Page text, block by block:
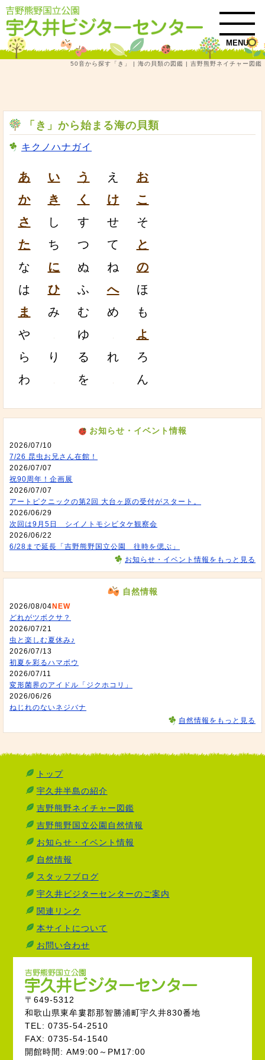
MENU
50音から探す「き」 | 海の貝類の図鑑 | 吉野熊野ネイチャー図鑑
「き」から始まる海の貝類
キクノハナガイ
あ い う え
お
か
き く け
こ
さ
し す せ
そ
た
ち つ て
と
な
に ぬ ね
の
は
ひ ふ へ
ほ
ま
み む め
も
や
ゆ
よ
ら
り る れ
ろ
わ
を ん
お知らせ・イベント情報
2026/07/10
7/26 昆虫お兄さん在館！
2026/07/07
祝90周年！企画展
2026/07/07
アートピクニックの第2回 大台ヶ原の受付がスタート。
2026/06/29
次回は9月5日 シイノトモシビタケ観察会
2026/06/22
6/28まで延長「吉野熊野国立公園 往時を偲ぶ」
お知らせ・イベント情報をもっと見る
自然情報
2026/08/04 NEW
どれがツボクサ？
2026/07/21
虫と楽しむ夏休み♪
2026/07/13
初夏を彩るハマボウ
2026/07/11
変形菌界のアイドル「ジクホコリ」
2026/06/26
ねじれのないネジバナ
自然情報をもっと見る
トップ
宇久井半島の紹介
吉野熊野ネイチャー図鑑
吉野熊野国立公園自然情報
お知らせ・イベント情報
自然情報
スタッフブログ
宇久井ビジターセンターのご案内
関連リンク
本サイトについて
お問い合わせ
〒649-5312
和歌山県東牟婁郡那智勝浦町宇久井830番地
TEL: 0735-54-2510
FAX: 0735-54-1540
開館時間: AM9:00～PM17:00